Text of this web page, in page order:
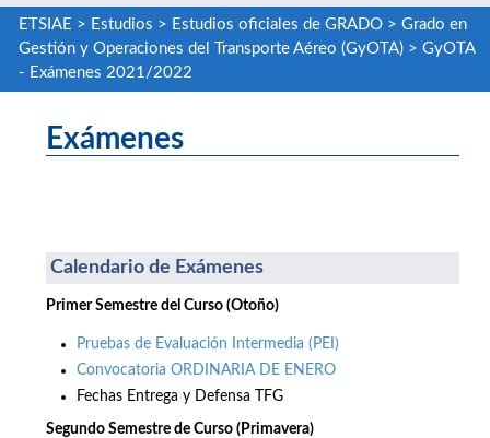
ETSIAE > Estudios > Estudios oficiales de GRADO> Grado en
Gestión y Operaciones del Transporte Aéreo (GyOTA)> GyOTA
- Exámenes 2021/2022
Exámenes
Calendario de Exámenes
Primer Semestre del Curso (Otoño)
Pruebas de Evaluación Intermedia (PEI)
Convocatoria ORDINARIA DE ENERO
Fechas Entrega y Defensa TFG
Segundo Semestre de Curso (Primavera)